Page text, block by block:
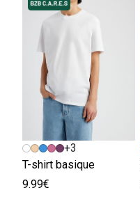
+3
T-shirt basique
9.99€